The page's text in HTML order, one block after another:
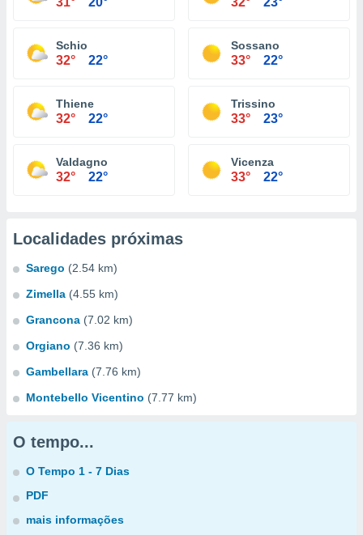
Schio
32° 22°
Sossano
33° 22°
Thiene
32° 22°
Trissino
33° 23°
Valdagno
32° 22°
Vicenza
33° 22°
Localidades próximas
Sarego (2.54 km)
Zimella (4.55 km)
Grancona (7.02 km)
Orgiano (7.36 km)
Gambellara (7.76 km)
Montebello Vicentino (7.77 km)
O tempo...
O Tempo 1 - 7 Dias
PDF
mais informações